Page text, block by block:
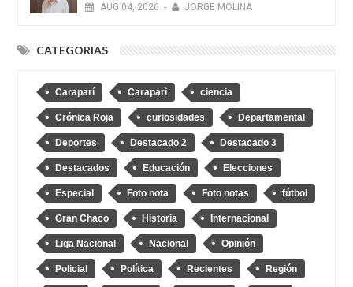
AUG 04, 2026 - JORGE MOLINA
CATEGORIAS
Caraparí Caraparì ciencia
Crónica Roja curiosidades Departamental
Deportes Destacado 2 Destacado 3
Destacados Educación Elecciones
Especial Foto nota Foto notas fútbol
Gran Chaco Historia Internacional
Liga Nacional Nacional Opinión
Policial Política Recientes Región